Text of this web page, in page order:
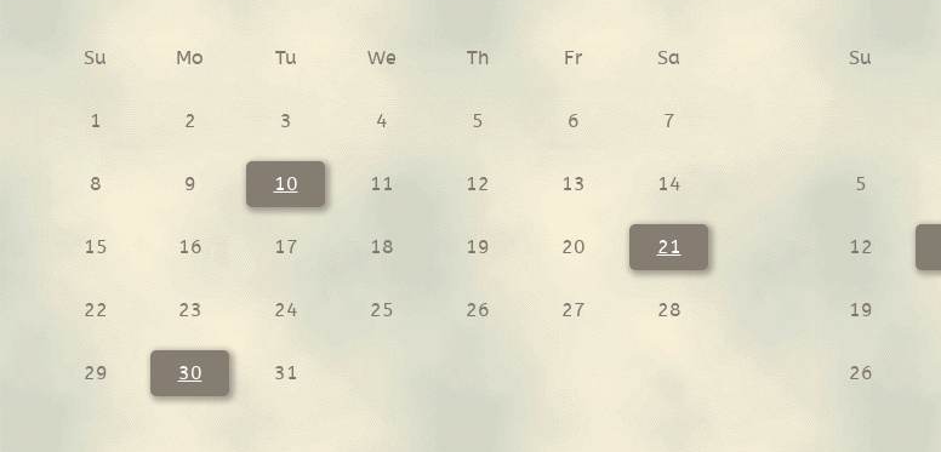
Su Mo Tu We Th Fr Sa
1 2 3 4 5 6 7
8 9 10 11 12 13 14
15 16 17 18 19 20 21
22 23 24 25 26 27 28
29 30 31
Su
5
12
19
26